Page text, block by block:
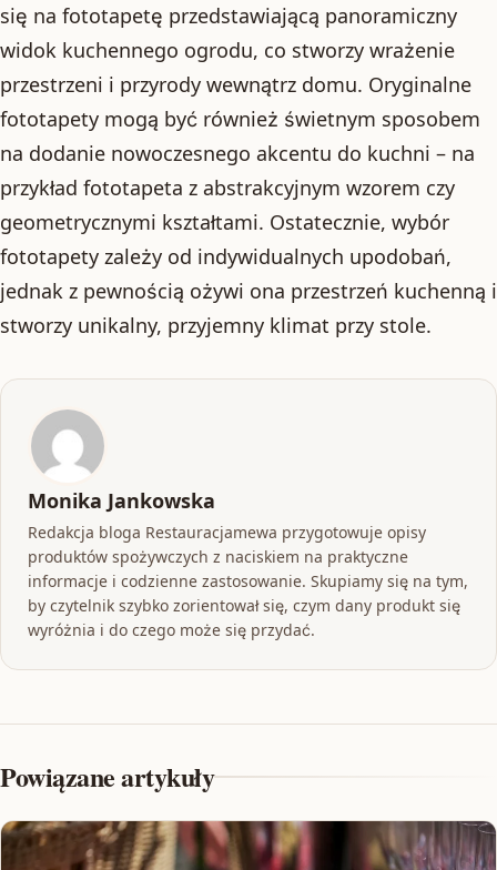
się na fototapetę przedstawiającą panoramiczny
widok kuchennego ogrodu, co stworzy wrażenie
przestrzeni i przyrody wewnątrz domu. Oryginalne
fototapety mogą być również świetnym sposobem
na dodanie nowoczesnego akcentu do kuchni – na
przykład fototapeta z abstrakcyjnym wzorem czy
geometrycznymi kształtami. Ostatecznie, wybór
fototapety zależy od indywidualnych upodobań,
jednak z pewnością ożywi ona przestrzeń kuchenną i
stworzy unikalny, przyjemny klimat przy stole.
Monika Jankowska
Redakcja bloga Restauracjamewa przygotowuje opisy
produktów spożywczych z naciskiem na praktyczne
informacje i codzienne zastosowanie. Skupiamy się na tym,
by czytelnik szybko zorientował się, czym dany produkt się
wyróżnia i do czego może się przydać.
Powiązane artykuły